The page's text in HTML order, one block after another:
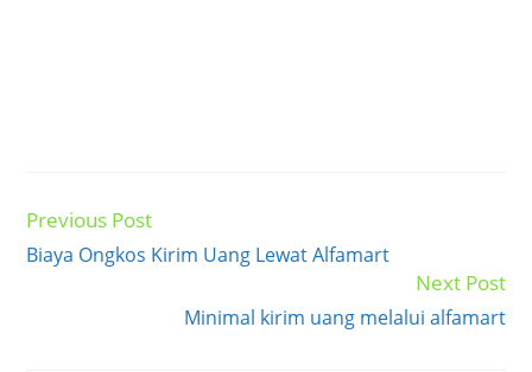
Read
articles
Previous Post
Biaya Ongkos Kirim Uang Lewat Alfamart
Next Post
Minimal kirim uang melalui alfamart